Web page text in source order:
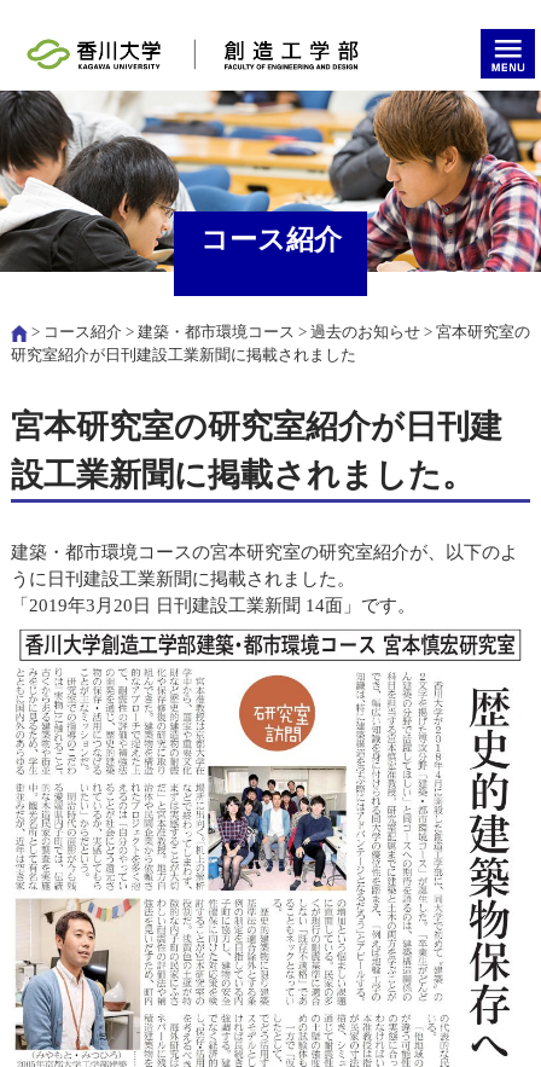
コース紹介
> コース紹介> 建築・都市環境コース > 過去のお知らせ> 宮本研究室の
研究室紹介が日刊建設工業新聞に掲載されました
宮本研究室の研究室紹介が日刊建
設工業新聞に掲載されました。
建築・都市環境コースの宮本研究室の研究室紹介が、以下のよ
うに日刊建設工業新聞に掲載されました。
「2019年3月20日 日刊建設工業新聞 14面」です。